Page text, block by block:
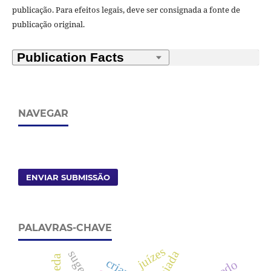
publicação. Para efeitos legais, deve ser consignada a fonte de
publicação original.
NAVEGAR
ENVIAR SUBMISSÃO
PALAVRAS-CHAVE
juízes